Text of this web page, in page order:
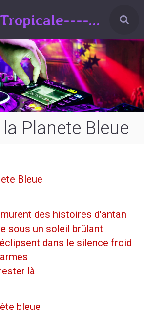
ParisTropicale-------Liberté-Egalité-Variété!!!(spectacle de Variéts Musique & Humour-sur la France-ed°2024
Planete Bleue
Bleue
des histoires d'antan
sous un soleil brûlant
dans le silence froid
là
bleue